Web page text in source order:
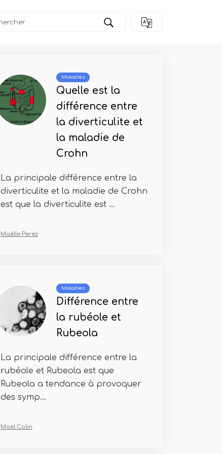
Maladies
Quelle est la
différence entre
la diverticulite et
la maladie de
Crohn
La principale différence entre la
diverticulite et la maladie de Crohn
est que la diverticulite est ...
Maëlle Perez
Maladies
Différence entre
la rubéole et
Rubeola
La principale différence entre la
rubéole et Rubeola est que
Rubeola a tendance à provoquer
des symp...
Mael Colin